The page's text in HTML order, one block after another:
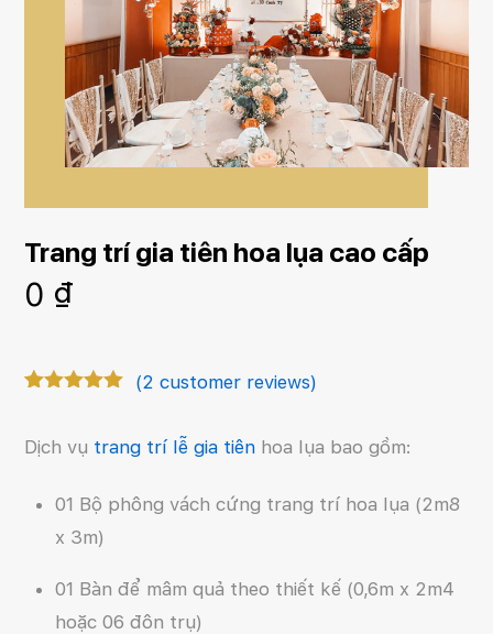
Trang trí gia tiên hoa lụa cao cấp
0 ₫
based on
(2 customer reviews)
Dịch vụ trang trí lễ gia tiên hoa lụa bao gồm:
01 Bộ phông vách cứng trang trí hoa lụa (2m8
x 3m)
01 Bàn để mâm quả theo thiết kế (0,6m x 2m4
hoặc 06 đôn trụ)